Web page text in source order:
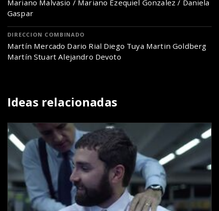
Mariano Malvasio / Mariano Ezequiel Gonzalez / Daniela
Gaspar
DIRECCION COMBINADO
Martín Mercado Dario Rial Diego Tuya Martin Goldberg
Martín Stuart Alejandro Devoto
Ideas relacionadas